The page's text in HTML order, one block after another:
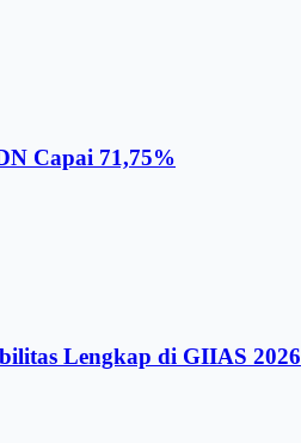
Capai 71,75%
Lengkap di GIIAS 2026